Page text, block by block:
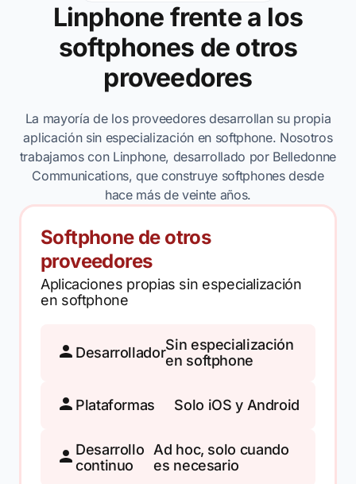
Linphone frente a los
softphones de otros
proveedores
La mayoría de los proveedores desarrollan su propia
aplicación sin especialización en softphone. Nosotros
trabajamos con Linphone, desarrollado por Belledonne
Communications, que construye softphones desde
hace más de veinte años.
Softphone de otros
proveedores
Aplicaciones propias sin especialización
en softphone
DesarrolladorSin especialización
en softphone
Plataformas Solo iOS y Android
Desarrollo
continuo
Ad hoc, solo cuando
es necesario